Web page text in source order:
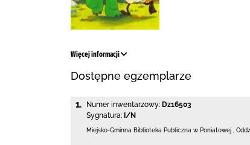
Więcej informacji
Dostępne egzemplarze
1. Numer inwentarzowy: Dz16503
Sygnatura: I/N
Miejsko-Gminna Biblioteka Publiczna w Poniatowej